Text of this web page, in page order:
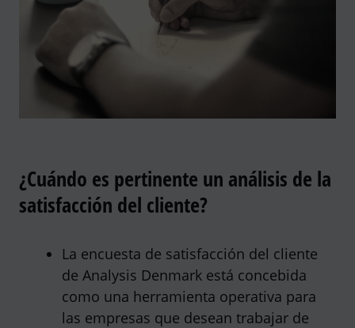
¿Cuándo es pertinente un análisis de la
satisfacción del cliente?
La encuesta de satisfacción del cliente
de Analysis Denmark está concebida
como una herramienta operativa para
las empresas que desean trabajar de